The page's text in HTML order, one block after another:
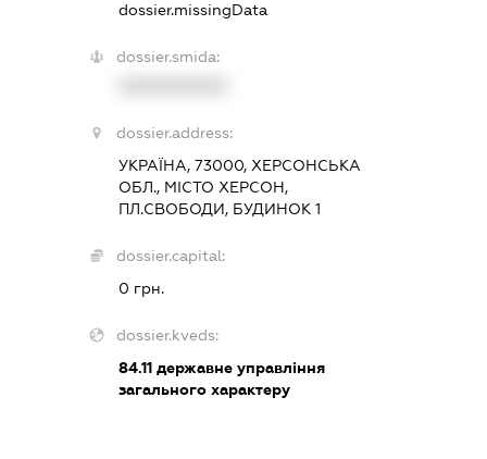
dossier.missingData
dossier.smida:
dossier.address:
УКРАЇНА, 73000, ХЕРСОНСЬКА
ОБЛ., МІСТО ХЕРСОН,
ПЛ.СВОБОДИ, БУДИНОК 1
dossier.capital:
0 грн.
dossier.kveds:
84.11 державне управління
загального характеру